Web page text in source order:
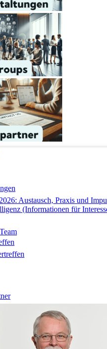
Austausch, Praxis und
(Informationen für